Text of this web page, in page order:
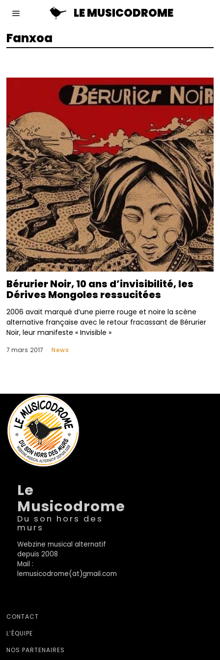
LE MUSICODROME
Fanxoa
Bérurier Noir, 10 ans d’invisibilité, les
Dérives Mongoles ressucitées
2006 avait marqué d’une pierre rouge et noire la scène
alternative française avec le retour fracassant de Bérurier
Noir, leur manifeste « Invisible »
7 mars 2017 News
Le
Musicodrome
Du son hors des
murs
Webzine musical alternatif
depuis 2008
Mail :
lemusicodrome(at)gmail.com
CONTACT
L’ÉQUIPE
NOS PARTENAIRES